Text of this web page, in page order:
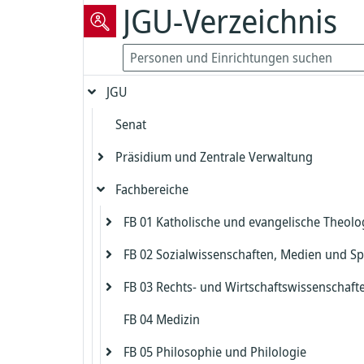
JGU-Verzeichnis
JGU
Senat
Präsidium und Zentrale Verwaltung
Präsident
Präsidialbereich
Gleichstellung und Diversität
Biologische Sicherheit und
Beauftragter für die Biologische
Strahlenschutz
Vizepräsident für Forschung und
Fachbereiche
FB 01 Katholische und evangelische
Evangelische Theologie
Dekanat Evangelische Theologie
Studienbüro und Prüfungsamt
Katholische Theologie
Dekanat Katholische Theologie
Abteilung Sprachen
Studienbüro und Prüfungsamt
FB 02 Sozialwissenschaften, Medien und
Dekanat FB 02
Zentrales Prüfungsamt FB 02
Institut für Erziehungswissenschaft
FB 03 Rechts- und
Dekanat FB 03
Studienbüro FB 03
FB 04 Medizin
FB 05 Philosophie und Philologie